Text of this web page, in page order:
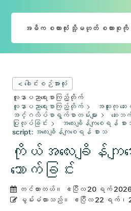
< ခေါင်းစဉ်အားလုံး
လူနာပညာရေးစာကြည့်တိုက်
လူနာပညာရေးစာကြည့်တိုက်
အထူးကု ဆေ
အင်္ဂလိပ်စာရွက်စာတမ်းများ
ဆေးဘ
ပြုလုပ်ခြင်း
အ​လေး​ချိန်​ကျ​စေ​ရန်​ စာ
script: အ​လေး​ချိန်​ကျ​စေ​ရန်​ စား​သ​
ကိုယ်အလေးချိန်ကျအ
သောက်ခြင်း
တင်ထားတယ်။
ဧပြီလ 20 ရက်
မွမ်းမံထားသည်။
ဧပြီလ 22 ရက်၊